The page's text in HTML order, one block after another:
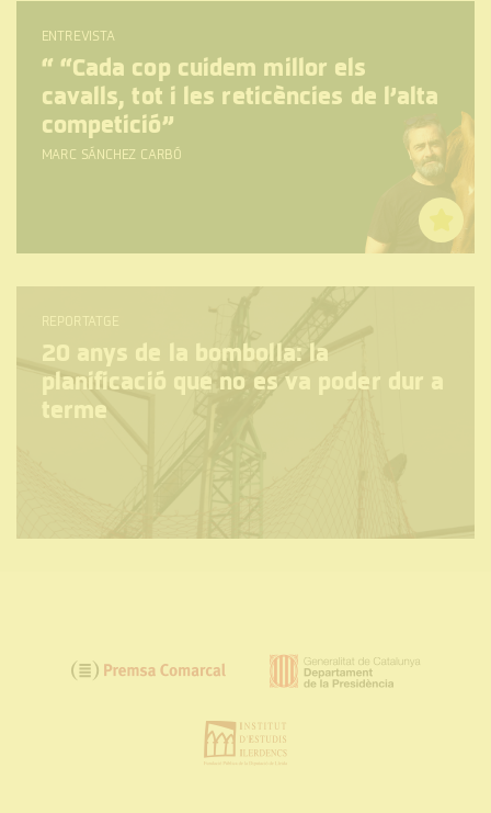
ENTREVISTA
“ “Cada cop cuidem millor els
cavalls, tot i les reticències de l’alta
competició”
MARC SÁNCHEZ CARBÓ
REPORTATGE
20 anys de la bombolla: la
planificació que no es va poder dur a
terme